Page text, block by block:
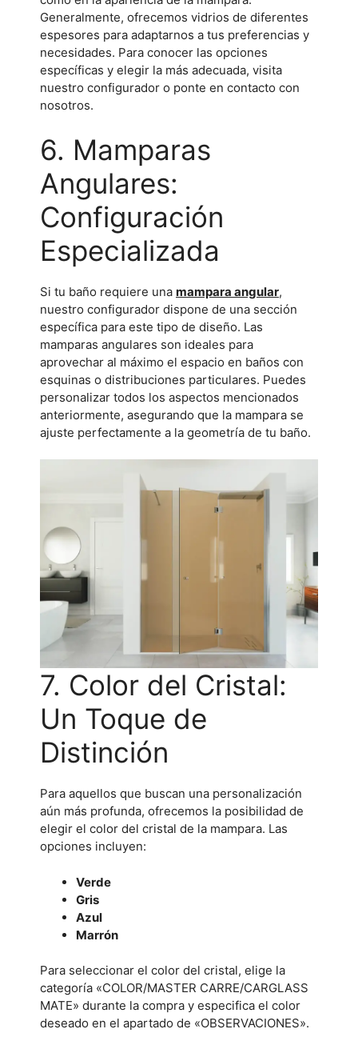
Generalmente, ofrecemos vidrios de diferentes
espesores para adaptarnos a tus preferencias y
necesidades. Para conocer las opciones
específicas y elegir la más adecuada, visita
nuestro configurador o ponte en contacto con
nosotros.
6. Mamparas
Angulares:
Configuración
Especializada
Si tu baño requiere una mampara angular,
nuestro configurador dispone de una sección
específica para este tipo de diseño. Las
mamparas angulares son ideales para
aprovechar al máximo el espacio en baños con
esquinas o distribuciones particulares. Puedes
personalizar todos los aspectos mencionados
anteriormente, asegurando que la mampara se
ajuste perfectamente a la geometría de tu baño.
7. Color del Cristal:
Un Toque de
Distinción
Para aquellos que buscan una personalización
aún más profunda, ofrecemos la posibilidad de
elegir el color del cristal de la mampara. Las
opciones incluyen:
Verde
Gris
Azul
Marrón
Para seleccionar el color del cristal, elige la
categoría «COLOR/MASTER CARRE/CARGLASS
MATE» durante la compra y especifica el color
deseado en el apartado de «OBSERVACIONES».